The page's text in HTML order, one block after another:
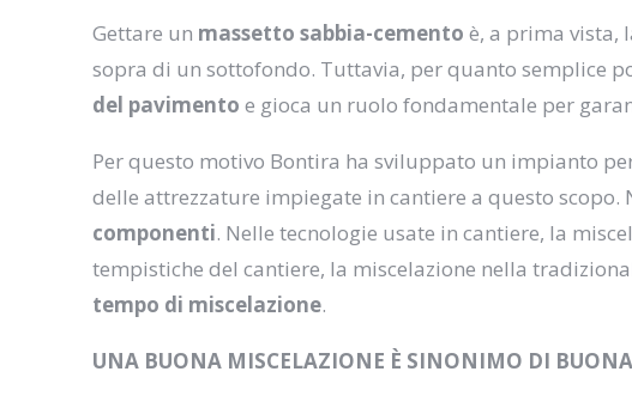
Gettare un massetto sabbia-cemento è, a prima vista,
sopra di un sottofondo. Tuttavia, per quanto semplice
del pavimento e gioca un ruolo fondamentale per
Per questo motivo Bontira ha sviluppato un impianto
delle attrezzature impiegate in cantiere a questo
componenti. Nelle tecnologie usate in cantiere, la
tempistiche del cantiere, la miscelazione nella
tempo di miscelazione.
UNA BUONA MISCELAZIONE È SINONIMO DI